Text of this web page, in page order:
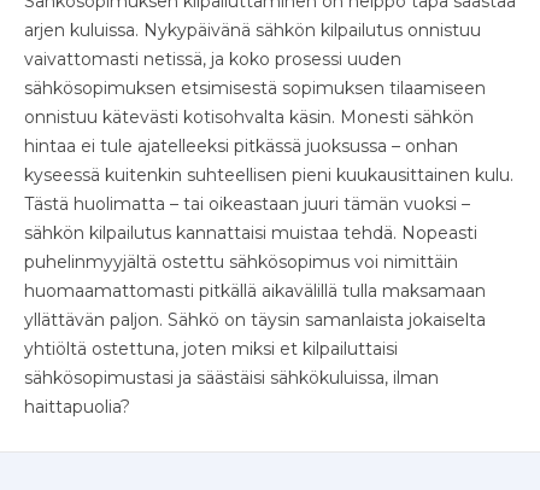
arjen kuluissa. Nykypäivänä sähkön kilpailutus onnistuu
vaivattomasti netissä, ja koko prosessi uuden
sähkösopimuksen etsimisestä sopimuksen tilaamiseen
onnistuu kätevästi kotisohvalta käsin. Monesti sähkön
hintaa ei tule ajatelleeksi pitkässä juoksussa – onhan
kyseessä kuitenkin suhteellisen pieni kuukausittainen kulu.
Tästä huolimatta – tai oikeastaan juuri tämän vuoksi –
sähkön kilpailutus kannattaisi muistaa tehdä. Nopeasti
puhelinmyyjältä ostettu sähkösopimus voi nimittäin
huomaamattomasti pitkällä aikavälillä tulla maksamaan
yllättävän paljon. Sähkö on täysin samanlaista jokaiselta
yhtiöltä ostettuna, joten miksi et kilpailuttaisi
sähkösopimustasi ja säästäisi sähkökuluissa, ilman
haittapuolia?